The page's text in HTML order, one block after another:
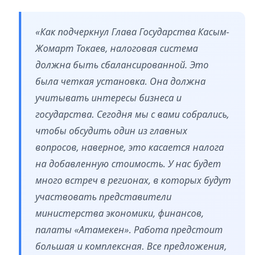
«Как подчеркнул Глава Государства Касым-
Жомарт Токаев, налоговая система
должна быть сбалансированной. Это
была четкая установка. Она должна
учитывать интересы бизнеса и
государства. Сегодня мы с вами собрались,
чтобы обсудить один из главных
вопросов, наверное, это касается налога
на добавленную стоимость. У нас будет
много встреч в регионах, в которых будут
участвовать представители
министерства экономики, финансов,
палаты «Атамекен». Работа предстоит
большая и комплексная. Все предложения,